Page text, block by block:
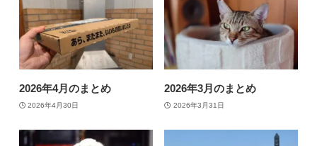
2026年4月のまとめ
2026年4月30日
2026年3月のまとめ
2026年3月31日